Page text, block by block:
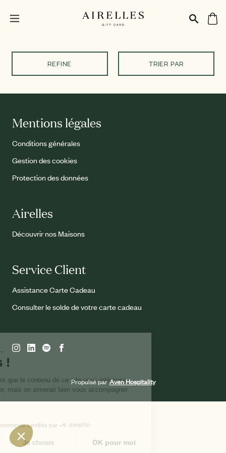
REFINE TRIER PAR
Mentions légales
Conditions générales
Gestion des cookies
Protection des données
Airelles
Découvrir nos Maisons
Service Client
Assistance Carte Cadeau
Consulter le solde de votre carte cadeau
Propulsé par Aven Hospitality